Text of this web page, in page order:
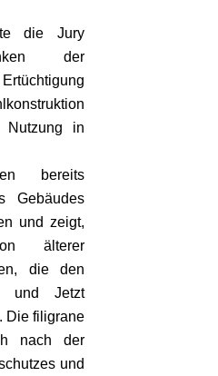
die Jury
der
in
bereits
Gebäudes
und zeigt,
älterer
die den
und Jetzt
Die filigrane
nach der
und